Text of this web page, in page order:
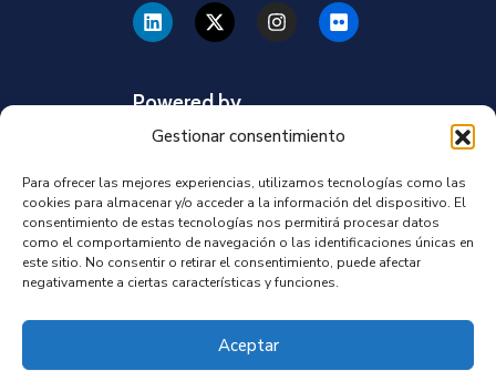
Gestionar consentimiento
Para ofrecer las mejores experiencias, utilizamos tecnologías como las
cookies para almacenar y/o acceder a la información del dispositivo. El
consentimiento de estas tecnologías nos permitirá procesar datos
como el comportamiento de navegación o las identificaciones únicas en
este sitio. No consentir o retirar el consentimiento, puede afectar
negativamente a ciertas características y funciones.
Aceptar
Powered by